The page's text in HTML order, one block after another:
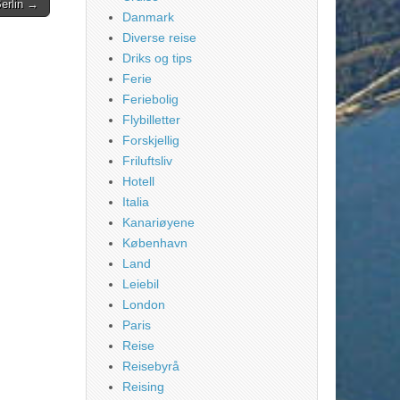
→
Danmark
Diverse reise
Driks og tips
Ferie
Feriebolig
Flybilletter
Forskjellig
Friluftsliv
Hotell
Italia
Kanariøyene
København
Land
Leiebil
London
Paris
Reise
Reisebyrå
Reising